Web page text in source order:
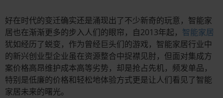
好在时代的变迁确实还是涌现出了不少新奇的玩意，智能家
居也在渐渐更多的步入人们的眼帘，自2013年起， 智能家居
犹如经历了蜕变，作为曾经巨头们的游戏，智能家居行业中
的新兴创业型企业虽在资源整合中捉襟见肘，但面对集成方
案价格高昂维护成本高等劣势，却是抢占先机，频发单品，
特别是低廉的价格和轻松地体验方式更是让人们看见了智能
家居未来的曙光。